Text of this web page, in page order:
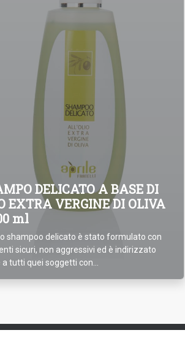
DELICATO A BASE DI
EXTRA VERGINE DI OLIVA
ml
shampoo delicato è stato formulato con
sicuri, non aggressivi ed è indirizzato
a tutti quei soggetti con...